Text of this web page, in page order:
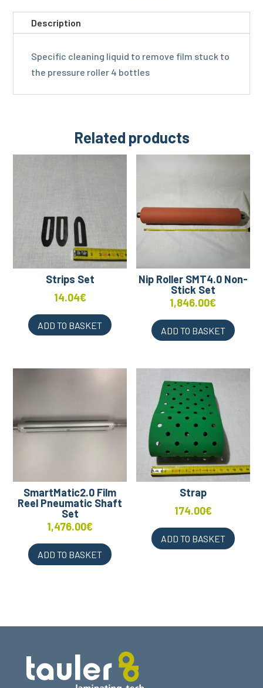
Description
Specific cleaning liquid to remove film stuck to
the pressure roller 4 bottles
Related products
Strips Set
14.04€
ADD TO BASKET
Nip Roller SMT4.0 Non-
Stick Set
1,846.00€
ADD TO BASKET
SmartMatic2.0 Film
Reel Pneumatic Shaft
Set
1,476.00€
ADD TO BASKET
Strap
174.00€
ADD TO BASKET